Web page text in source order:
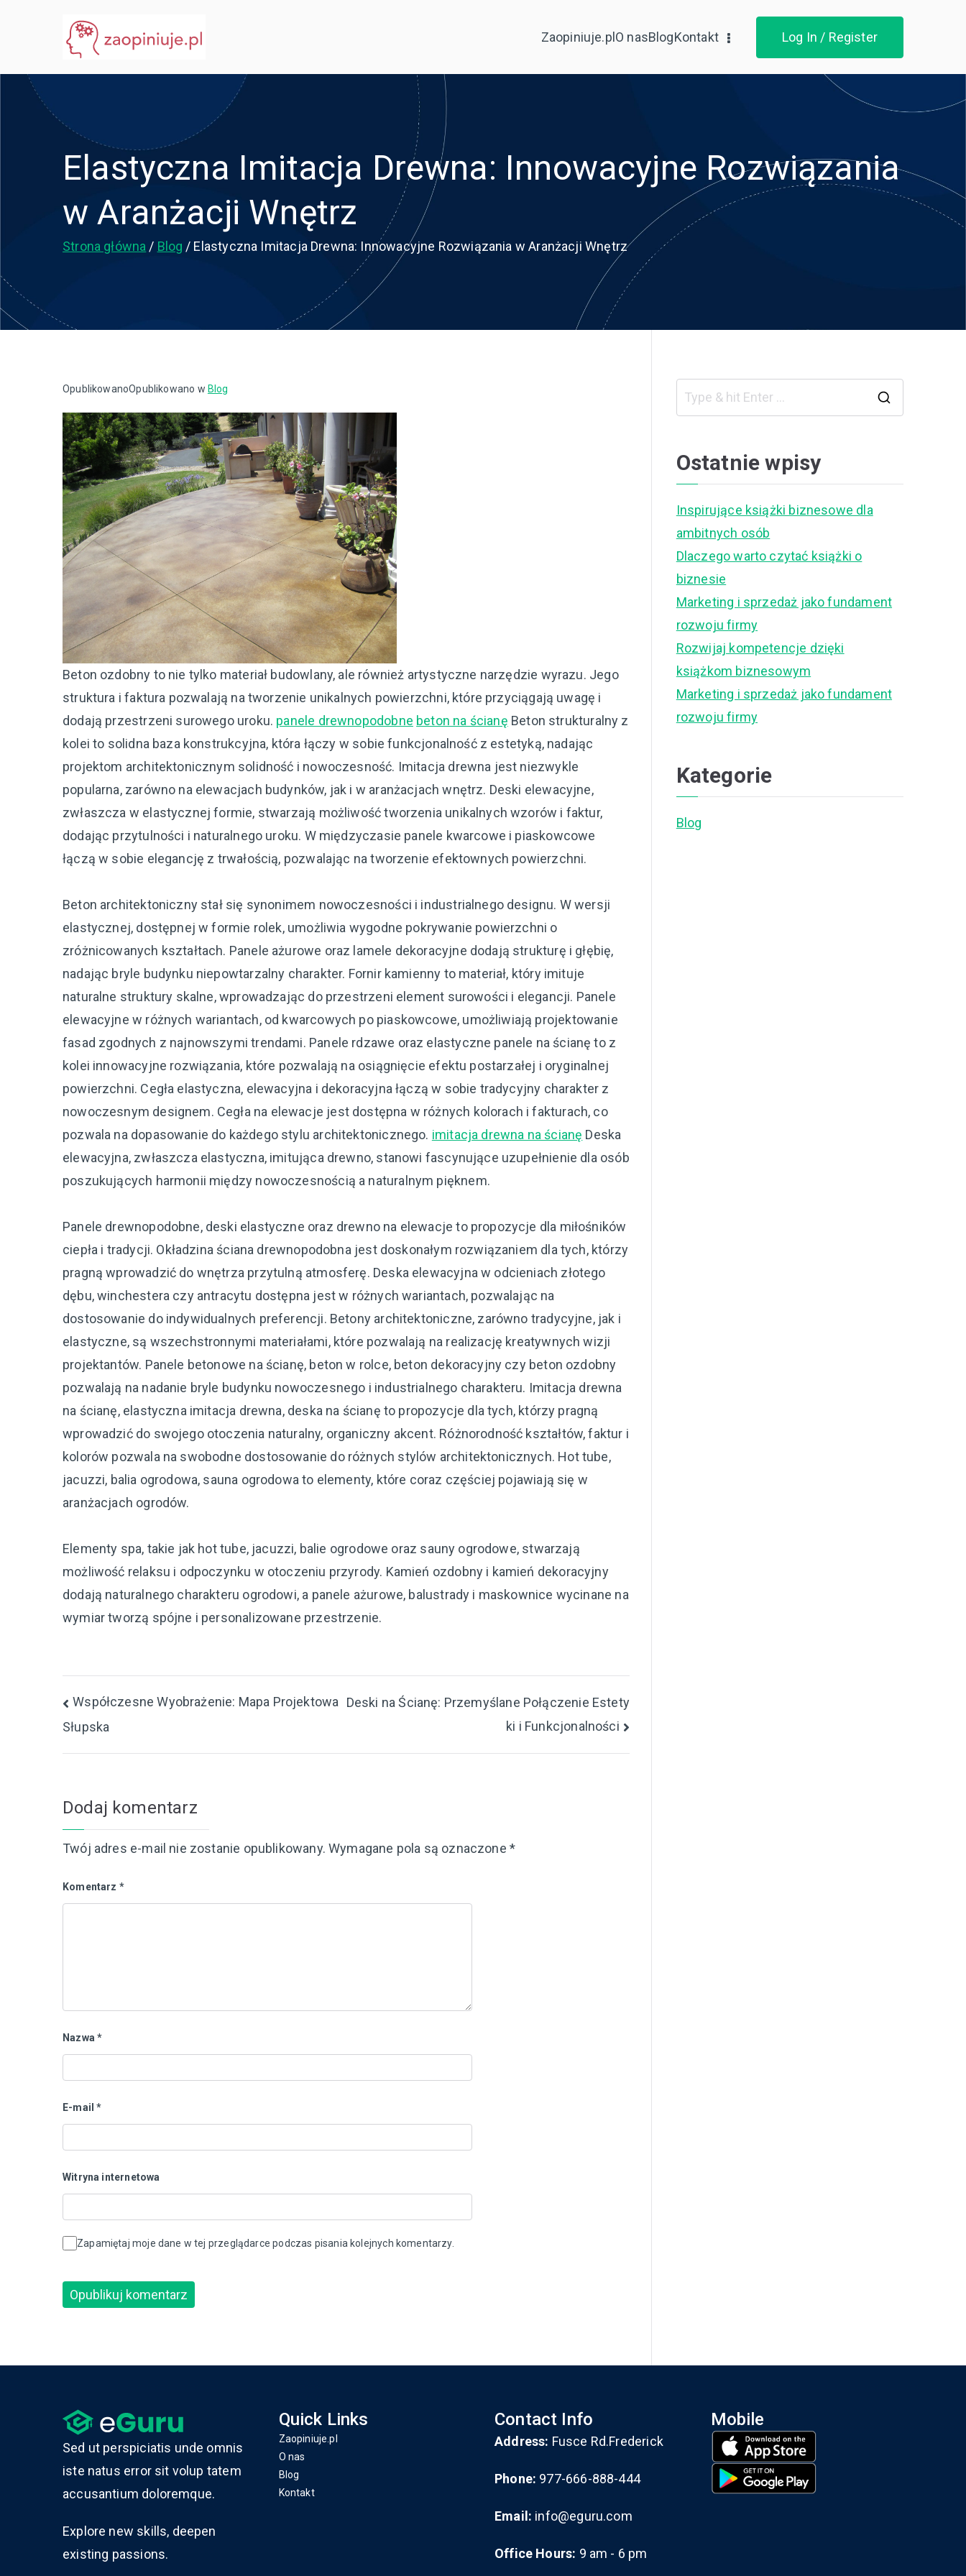
Zaopiniuje.plO nasBlogKontakt Log In / Register
Elastyczna Imitacja Drewna: Innowacyjne Rozwiązania
w Aranżacji Wnętrz
Strona główna Blog Elastyczna Imitacja Drewna: Innowacyjne Rozwiązania w Aranżacji Wnętrz
OpublikowanoOpublikowano w Blog
Beton ozdobny to nie tylko materiał budowlany, ale również artystyczne narzędzie wyrazu. Jego
struktura i faktura pozwalają na tworzenie unikalnych powierzchni, które przyciągają uwagę i
dodają przestrzeni surowego uroku. panele drewnopodobne beton na ścianę Beton strukturalny z
kolei to solidna baza konstrukcyjna, która łączy w sobie funkcjonalność z estetyką, nadając
projektom architektonicznym solidność i nowoczesność. Imitacja drewna jest niezwykle
popularna, zarówno na elewacjach budynków, jak i w aranżacjach wnętrz. Deski elewacyjne,
zwłaszcza w elastycznej formie, stwarzają możliwość tworzenia unikalnych wzorów i faktur,
dodając przytulności i naturalnego uroku. W międzyczasie panele kwarcowe i piaskowcowe
łączą w sobie elegancję z trwałością, pozwalając na tworzenie efektownych powierzchni.
Beton architektoniczny stał się synonimem nowoczesności i industrialnego designu. W wersji
elastycznej, dostępnej w formie rolek, umożliwia wygodne pokrywanie powierzchni o
zróżnicowanych kształtach. Panele ażurowe oraz lamele dekoracyjne dodają strukturę i głębię,
nadając bryle budynku niepowtarzalny charakter. Fornir kamienny to materiał, który imituje
naturalne struktury skalne, wprowadzając do przestrzeni element surowości i elegancji. Panele
elewacyjne w różnych wariantach, od kwarcowych po piaskowcowe, umożliwiają projektowanie
fasad zgodnych z najnowszymi trendami. Panele rdzawe oraz elastyczne panele na ścianę to z
kolei innowacyjne rozwiązania, które pozwalają na osiągnięcie efektu postarzałej i oryginalnej
powierzchni. Cegła elastyczna, elewacyjna i dekoracyjna łączą w sobie tradycyjny charakter z
nowoczesnym designem. Cegła na elewacje jest dostępna w różnych kolorach i fakturach, co
pozwala na dopasowanie do każdego stylu architektonicznego. imitacja drewna na ścianę Deska
elewacyjna, zwłaszcza elastyczna, imitująca drewno, stanowi fascynujące uzupełnienie dla osób
poszukujących harmonii między nowoczesnością a naturalnym pięknem.
Panele drewnopodobne, deski elastyczne oraz drewno na elewacje to propozycje dla miłośników
ciepła i tradycji. Okładzina ściana drewnopodobna jest doskonałym rozwiązaniem dla tych, którzy
pragną wprowadzić do wnętrza przytulną atmosferę. Deska elewacyjna w odcieniach złotego
dębu, winchestera czy antracytu dostępna jest w różnych wariantach, pozwalając na
dostosowanie do indywidualnych preferencji. Betony architektoniczne, zarówno tradycyjne, jak i
elastyczne, są wszechstronnymi materiałami, które pozwalają na realizację kreatywnych wizji
projektantów. Panele betonowe na ścianę, beton w rolce, beton dekoracyjny czy beton ozdobny
pozwalają na nadanie bryle budynku nowoczesnego i industrialnego charakteru. Imitacja drewna
na ścianę, elastyczna imitacja drewna, deska na ścianę to propozycje dla tych, którzy pragną
wprowadzić do swojego otoczenia naturalny, organiczny akcent. Różnorodność kształtów, faktur i
kolorów pozwala na swobodne dostosowanie do różnych stylów architektonicznych. Hot tube,
jacuzzi, balia ogrodowa, sauna ogrodowa to elementy, które coraz częściej pojawiają się w
aranżacjach ogrodów.
Elementy spa, takie jak hot tube, jacuzzi, balie ogrodowe oraz sauny ogrodowe, stwarzają
możliwość relaksu i odpoczynku w otoczeniu przyrody. Kamień ozdobny i kamień dekoracyjny
dodają naturalnego charakteru ogrodowi, a panele ażurowe, balustrady i maskownice wycinane na
wymiar tworzą spójne i personalizowane przestrzenie.
Nawigacja
wpisu
Współczesne Wyobrażenie: Mapa Projektowa
Słupska
Deski na Ścianę: Przemyślane Połączenie Estety
ki i Funkcjonalności
Dodaj komentarz
Twój adres e-mail nie zostanie opublikowany. Wymagane pola są oznaczone *
Komentarz *
Nazwa*
E-mail*
Witryna internetowa
Zapamiętaj moje dane w tej przeglądarce podczas pisania kolejnych komentarzy.
Ostatnie wpisy
Inspirujące książki biznesowe dla
ambitnych osób
Dlaczego warto czytać książki o
biznesie
Marketing i sprzedaż jako fundament
rozwoju firmy
Rozwijaj kompetencje dzięki
książkom biznesowym
Marketing i sprzedaż jako fundament
rozwoju firmy
Kategorie
Blog
Sed ut perspiciatis unde omnis
iste natus error sit volup tatem
accusantium doloremque.
Explore new skills, deepen
existing passions.
Quick Links
Zaopiniuje.pl
O nas
Blog
Kontakt
Contact Info
Address: Fusce Rd.Frederick
Phone: 977-666-888-444
Email: info@eguru.com
Office Hours: 9 am - 6 pm
Mobile